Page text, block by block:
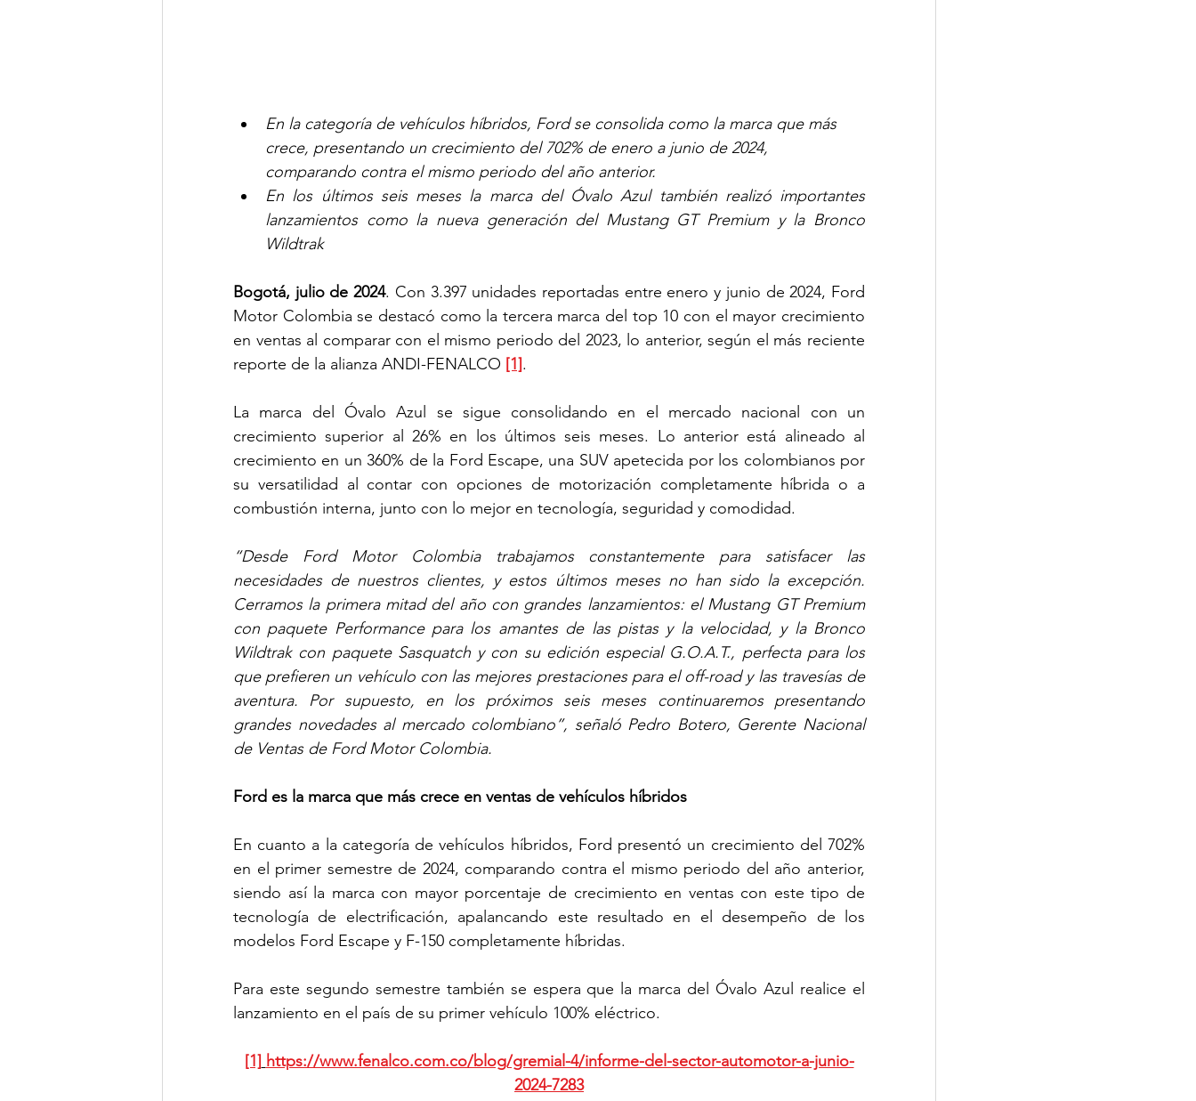
En la categoría de vehículos híbridos, Ford se consolida como la marca que más
crece, presentando un crecimiento del 702% de enero a junio de 2024,
comparando contra el mismo periodo del año anterior.
En los últimos seis meses la marca del Óvalo Azul también realizó importantes
lanzamientos como la nueva generación del Mustang GT Premium y la Bronco
Wildtrak
Bogotá, julio de 2024. Con 3.397 unidades reportadas entre enero y junio de 2024, Ford
Motor Colombia se destacó como la tercera marca del top 10 con el mayor crecimiento
en ventas al comparar con el mismo periodo del 2023, lo anterior, según el más reciente
reporte de la alianza ANDI-FENALCO [1].
La marca del Óvalo Azul se sigue consolidando en el mercado nacional con un
crecimiento superior al 26% en los últimos seis meses. Lo anterior está alineado al
crecimiento en un 360% de la Ford Escape, una SUV apetecida por los colombianos por
su versatilidad al contar con opciones de motorización completamente híbrida o a
combustión interna, junto con lo mejor en tecnología, seguridad y comodidad.
“Desde Ford Motor Colombia trabajamos constantemente para satisfacer las
necesidades de nuestros clientes, y estos últimos meses no han sido la excepción.
Cerramos la primera mitad del año con grandes lanzamientos: el Mustang GT Premium
con paquete Performance para los amantes de las pistas y la velocidad, y la Bronco
Wildtrak con paquete Sasquatch y con su edición especial G.O.A.T., perfecta para los
que prefieren un vehículo con las mejores prestaciones para el off-road y las travesías de
aventura. Por supuesto, en los próximos seis meses continuaremos presentando
grandes novedades al mercado colombiano”, señaló Pedro Botero, Gerente Nacional
de Ventas de Ford Motor Colombia.
Ford es la marca que más crece en ventas de vehículos híbridos
En cuanto a la categoría de vehículos híbridos, Ford presentó un crecimiento del 702%
en el primer semestre de 2024, comparando contra el mismo periodo del año anterior,
siendo así la marca con mayor porcentaje de crecimiento en ventas con este tipo de
tecnología de electrificación, apalancando este resultado en el desempeño de los
modelos Ford Escape y F-150 completamente híbridas.
Para este segundo semestre también se espera que la marca del Óvalo Azul realice el
lanzamiento en el país de su primer vehículo 100% eléctrico.
[1] https://www.fenalco.com.co/blog/gremial-4/informe-del-sector-automotor-a-junio-
2024-7283